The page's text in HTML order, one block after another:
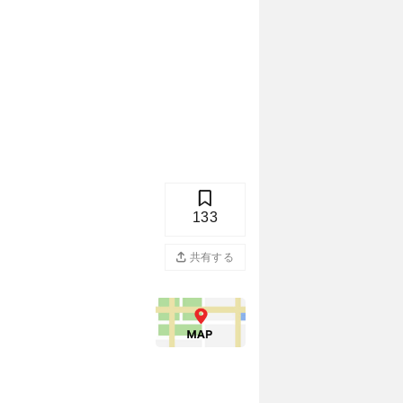
133
共有する